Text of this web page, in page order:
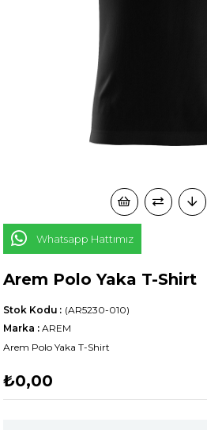
Whatsapp Hattımız
Arem Polo Yaka T-Shirt
(AR5230-010)
Stok Kodu
Marka : AREM
Arem Polo Yaka T-Shirt
₺0,00